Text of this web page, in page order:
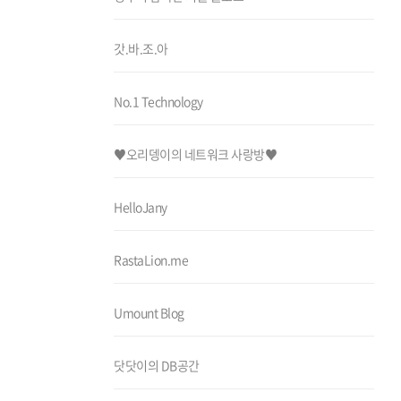
갓.바.조.아
No.1 Technology
♥오리뎅이의 네트워크 사랑방♥
HelloJany
RastaLion.me
Umount Blog
닷닷이의 DB공간